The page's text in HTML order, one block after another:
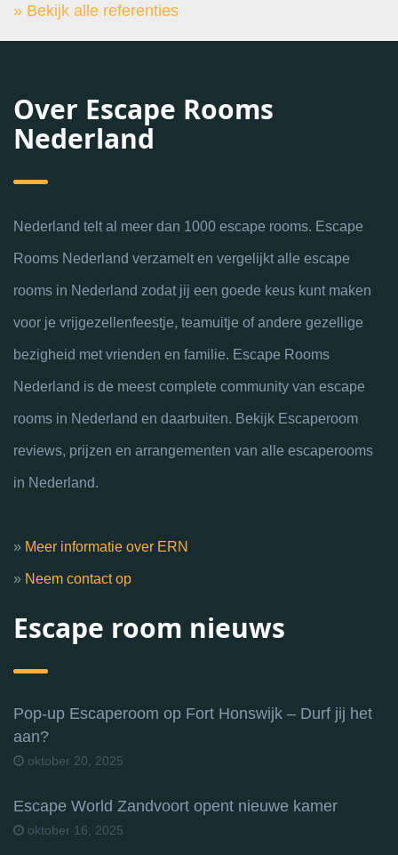
» Bekijk alle referenties
Over Escape Rooms
Nederland
Nederland telt al meer dan 1000 escape rooms. Escape
Rooms Nederland verzamelt en vergelijkt alle escape
rooms in Nederland zodat jij een goede keus kunt maken
voor je vrijgezellenfeestje, teamuitje of andere gezellige
bezigheid met vrienden en familie. Escape Rooms
Nederland is de meest complete community van escape
rooms in Nederland en daarbuiten. Bekijk Escaperoom
reviews, prijzen en arrangementen van alle escaperooms
in Nederland.
» Meer informatie over ERN
» Neem contact op
Escape room nieuws
Pop-up Escaperoom op Fort Honswijk – Durf jij het
aan?
oktober 20, 2025
Escape World Zandvoort opent nieuwe kamer
oktober 16, 2025